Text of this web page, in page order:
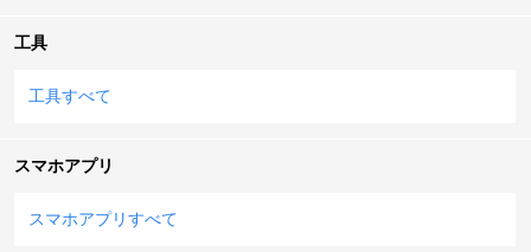
工具
工具すべて
スマホアプリ
スマホアプリすべて